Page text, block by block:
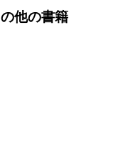
の他の書籍